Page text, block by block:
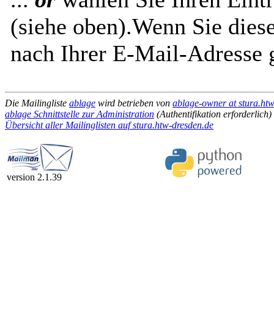
(siehe oben).Wenn Sie
nach Ihrer E-Mail-Adresse
Die Mailingliste ablage wird betrieben von ablage-owner at
ablage Schnittstelle zur Administration (Authentifikation erforderlich)
Übersicht aller Mailinglisten auf stura.htw-dresden.de
version 2.1.39